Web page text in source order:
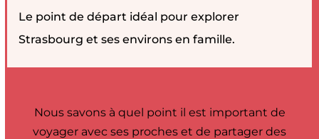
Le point de départ idéal pour explorer
Strasbourg et ses environs en famille.
Nous savons à quel point il est important de
voyager avec ses proches et de partager des